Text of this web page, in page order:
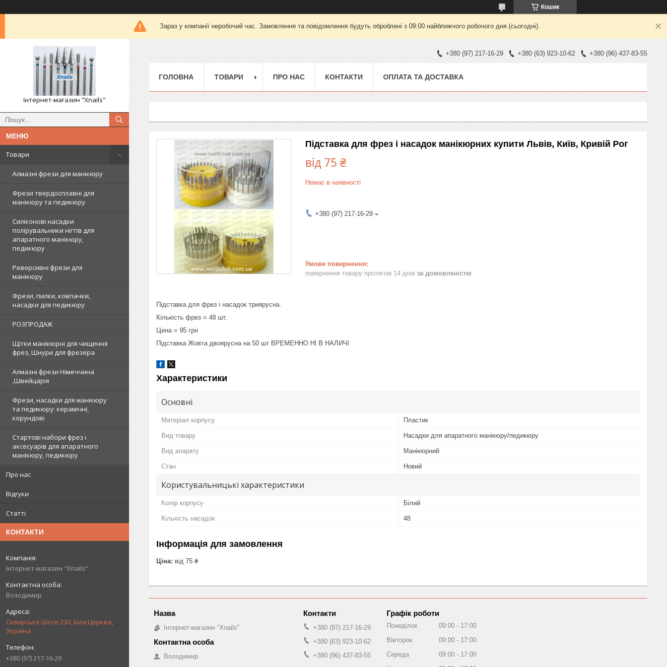
Кошик
Зараз у компанії неробочий час. Замовлення та повідомлення будуть оброблені з 09:00 найближчого робочого дня (сьогодні).
Інтернет-магазин "Xnails"
Товари
Алмазні фрези для манікюру
Фрези твердосплавні для
манікюру та педикюру
Силіконові насадки
полірувальники нігтів для
апаратного манікюру,
педикюру
Реверсивні фрези для
манікюру
Фрези, пилки, ковпачки,
насадки для педикюру
РОЗПРОДАЖ
Щітки манікюрні для чищення
фрез, Шнури для фрезера
Алмазні фрези Німеччина
,Швейцарія
Фрези, насадки для манікюру
та педикюру: керамічні,
корундові
Стартові набори фрез і
аксесуарів для апаратного
манікюру, педикюру
Про нас
Відгуки
Статті
КОНТАКТИ
Інтернет-магазин "Xnails"
Володимир
Сквирське Шосе 230, Біла Церква,
Україна
+380 (97) 217-16-29
+380 (97) 217-16-29 +380 (63) 923-10-62 +380 (96) 437-83-55
ГОЛОВНА ТОВАРИ ПРО НАС КОНТАКТИ ОПЛАТА ТА ДОСТАВКА
Підставка для фрез і насадок манікюрних купити Львів, Київ, Кривій Рог
від 75 ₴
Немає в наявності
+380 (97) 217-16-29
повернення товару протягом 14 днів за домовленістю
Підставка для фрез і насадок триярусна.
Кількість фрез = 48 шт.
Цена = 95 грн
Підставка Жовта двоярусна на 50 шт ВРЕМЕННО НІ В НАЛИЧІ
Характеристики
Основні
Матеріал корпусу Пластик
Вид товару Насадки для апаратного манікюру/педикюру
Вид апарату Манікюрний
Стан Новий
Користувальницькі характеристики
Колір корпусу Білий
Кількість насадок 48
Інформація для замовлення
Ціна: від 75 ₴
Інтернет-магазин "Xnails"
Володимир
+380 (97) 217-16-29
+380 (63) 923-10-62
+380 (96) 437-83-55
Графік роботи
Понеділок 09:00
17:00
Вівторок
09:00
17:00
Середа
09:00
17:00